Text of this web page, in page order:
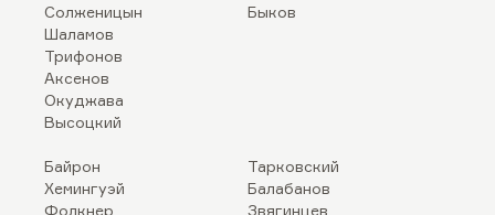
Солженицын
Шаламов
Трифонов
Аксенов
Окуджава
Высоцкий
Быков
Байрон
Хемингуэй
Фолкнер
Тарковский
Балабанов
Звягинцев